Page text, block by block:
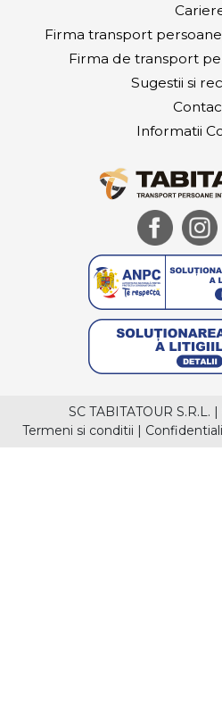
Firma transport
Firma de transport
Sugestii si
Informatii
SC TABITATOUR S.R.L. |
Termeni si conditii |